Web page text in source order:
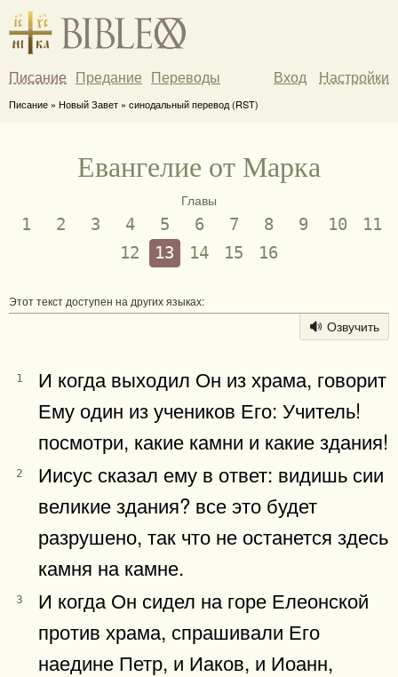
Писание Предание Переводы Вход Настройки
Писание » Новый Завет » синодальный перевод (RST)
Евангелие от Марка
Главы
1 2 3 4 5 6 7 8 9 10
11
12
13 14 15 16
Этот текст доступен на других языках:
Озвучить
1
И когда выходил Он из храма, говорит
Ему один из учеников Его: Учитель!
посмотри, какие камни и какие здания!
2
Иисус сказал ему в ответ: видишь сии
великие здания? все это будет
разрушено, так что не останется здесь
камня на камне.
3
И когда Он сидел на горе Елеонской
против храма, спрашивали Его
наедине Петр, и Иаков, и Иоанн,